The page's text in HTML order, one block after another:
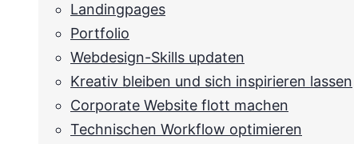
Landingpages
Portfolio
Webdesign-Skills updaten
Kreativ bleiben und sich inspirieren lassen
Corporate Website flott machen
Technischen Workflow optimieren